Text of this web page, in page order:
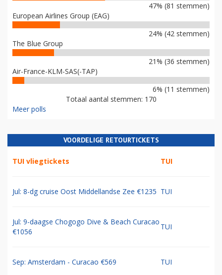
47% (81 stemmen)
European Airlines Group (EAG)
24% (42 stemmen)
The Blue Group
21% (36 stemmen)
Air-France-KLM-SAS(-TAP)
6% (11 stemmen)
Totaal aantal stemmen: 170
Meer polls
VOORDELIGE RETOURTICKETS
TUI vliegtickets TUI
Jul: 8-dg cruise Oost Middellandse Zee €1235 TUI
Jul: 9-daagse Chogogo Dive & Beach Curacao
€1056
TUI
Sep: Amsterdam - Curacao €569 TUI